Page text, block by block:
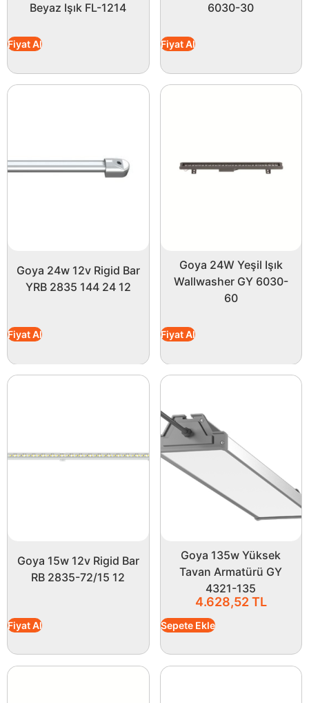
Beyaz Işık FL-1214
Fiyat Al
6030-30
Fiyat Al
Goya 24w 12v Rigid Bar
YRB 2835 144 24 12
Fiyat Al
Goya 24W Yeşil Işık
Wallwasher GY 6030-
60
Fiyat Al
Goya 15w 12v Rigid Bar
RB 2835-72/15 12
Fiyat Al
Goya 135w Yüksek
Tavan Armatürü GY
4321-135
4.628,52TL
Sepete Ekle